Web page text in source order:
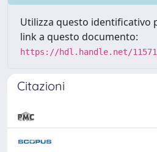
Utilizza questo identificativo
link a questo documento:
https://hdl.handle.net/
Citazioni